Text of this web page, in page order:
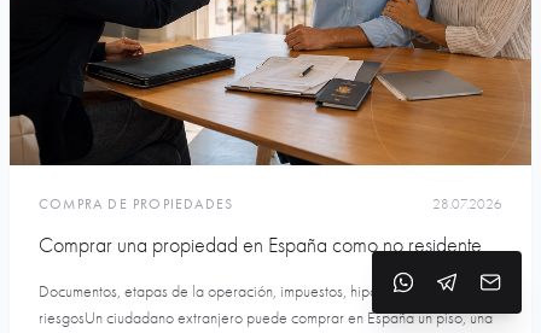
COMPRA DE PROPIEDADES 28.07.2026
Comprar una propiedad en España como no residente
Documentos, etapas de la operación, impuestos, hipoteca y principales
riesgosUn ciudadano extranjero puede comprar en España un piso, una